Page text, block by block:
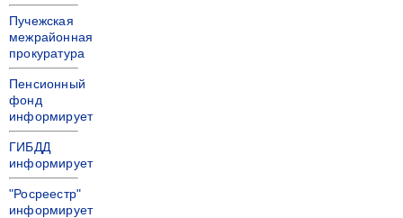
Пучежская
межрайонная
прокуратура
Пенсионный
фонд
информирует
ГИБДД
информирует
"Росреестр"
информирует